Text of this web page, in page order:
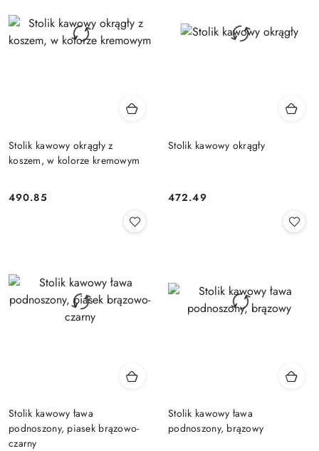
Stolik kawowy okrągły z
koszem, w kolorze kremowym
Cena:
490.85
Stolik kawowy okrągły
Cena:
472.49
Stolik kawowy ława
podnoszony, piasek brązowo-
czarny
Stolik kawowy ława
podnoszony, brązowy